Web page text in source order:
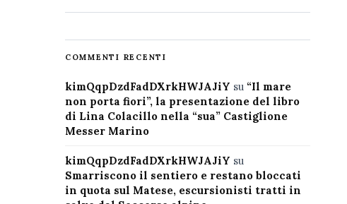
COMMENTI RECENTI
kimQqpDzdFadDXrkHWJAJiY su “Il mare
non porta fiori”, la presentazione del libro
di Lina Colacillo nella “sua” Castiglione
Messer Marino
kimQqpDzdFadDXrkHWJAJiY su
Smarriscono il sentiero e restano bloccati
in quota sul Matese, escursionisti tratti in